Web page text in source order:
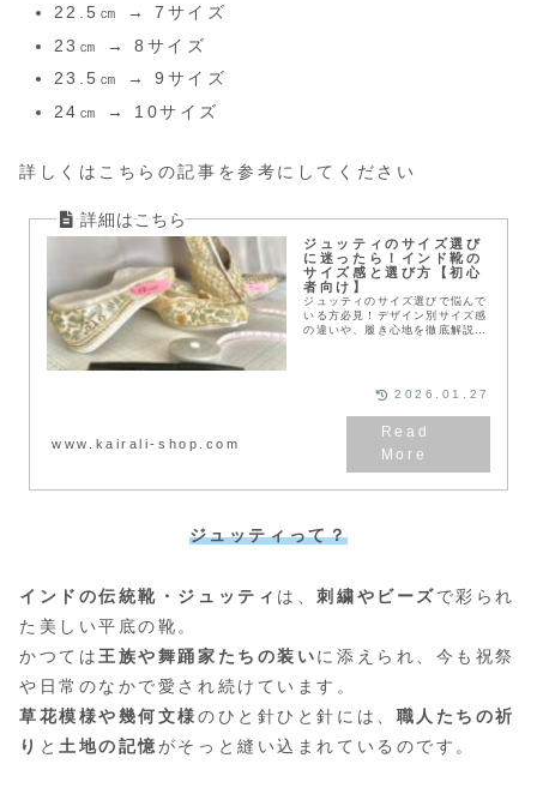
22.5㎝ → 7サイズ
23㎝ → 8サイズ
23.5㎝ → 9サイズ
24㎝ → 10サイズ
詳しくはこちらの記事を参考にしてください
ジュッティのサイズ選び
に迷ったら！インド靴の
サイズ感と選び方【初心
者向け】
ジュッティのサイズ選びで悩んで
いる方必見！デザイン別サイズ感
の違いや、履き心地を徹底解説。
www.kairali-shop.com
2026.01.27
ジュッティって？
インドの伝統靴・ジュッティ は、刺繍やビーズで彩られ
た美しい平底の靴。
かつては 王族や舞踊家たちの装いに添えられ、今も祝祭
や日常のなかで愛され続けています。
草花模様や幾何文様のひと針ひと針には、 職人たちの祈
り と 土地の記憶 がそっと縫い込まれているのです。